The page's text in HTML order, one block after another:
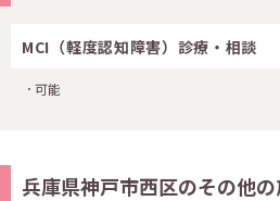
MCI（軽度認知障害）診療・相談
可能
兵庫県神戸市西区のその他